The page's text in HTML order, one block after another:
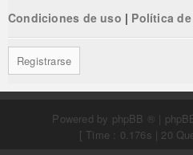
Condiciones de uso | Política
Registrarse
Powered by phpBB ® |
[ Time : 0.176s | 20